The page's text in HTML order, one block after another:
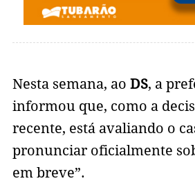
Nesta semana, ao DS, a
informou que, como a
recente, está avaliando o
pronunciar oficialmente
em breve”.